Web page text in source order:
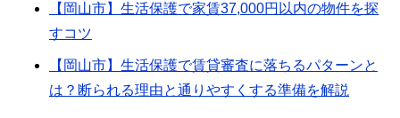
【岡山市】生活保護で家賃37,000円以内の物件を探
すコツ
【岡山市】生活保護で賃貸審査に落ちるパターンと
は？断られる理由と通りやすくする準備を解説